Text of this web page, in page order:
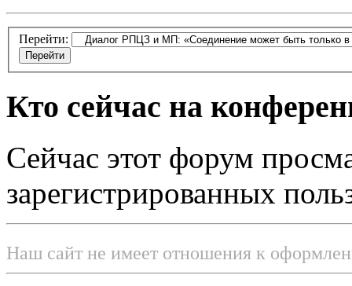
Перейти:
Кто сейчас на
Сейчас этот форум
зарегистрированных
Наш сайт не имеет отношения к